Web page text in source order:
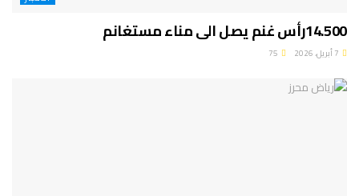
14.500رأس غنم يصل الى مناء مستغانم